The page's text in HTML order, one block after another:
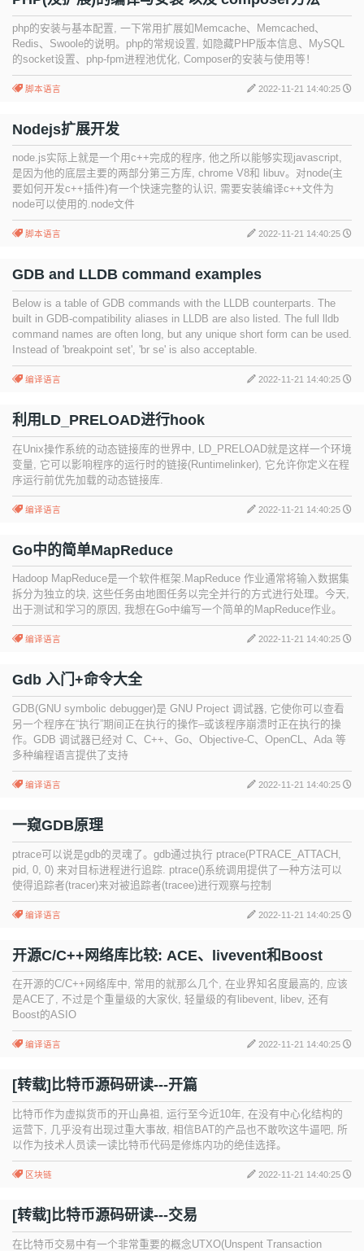
php的安装与基本配置, 一下常用扩展如Memcache、Memcached、
Redis、Swoole的说明。php的常规设置, 如隐藏PHP版本信息、MySQL
的socket设置、php-fpm进程池优化, Composer的安装与使用等！
脚本语言 2022-11-21 14:40:25
Nodejs扩展开发
node.js实际上就是一个用c++完成的程序, 他之所以能够实现javascript,
是因为他的底层主要的两部分第三方库, chrome V8和 libuv。对node(主
要如何开发c++插件)有一个快速完整的认识, 需要安装编译c++文件为
node可以使用的.node文件
脚本语言 2022-11-21 14:40:25
GDB and LLDB command examples
Below is a table of GDB commands with the LLDB counterparts. The
built in GDB-compatibility aliases in LLDB are also listed. The full lldb
command names are often long, but any unique short form can be used.
Instead of 'breakpoint set', 'br se' is also acceptable.
编译语言 2022-11-21 14:40:25
利用LD_PRELOAD进行hook
在Unix操作系统的动态链接库的世界中, LD_PRELOAD就是这样一个环境
变量, 它可以影响程序的运行时的链接(Runtimelinker), 它允许你定义在程
序运行前优先加载的动态链接库.
编译语言 2022-11-21 14:40:25
Go中的简单MapReduce
Hadoop MapReduce是一个软件框架.MapReduce 作业通常将输入数据集
拆分为独立的块, 这些任务由地图任务以完全并行的方式进行处理。今天,
出于测试和学习的原因, 我想在Go中编写一个简单的MapReduce作业。
编译语言 2022-11-21 14:40:25
Gdb 入门+命令大全
GDB(GNU symbolic debugger)是 GNU Project 调试器, 它使你可以查看
另一个程序在“执行”期间正在执行的操作–或该程序崩溃时正在执行的操
作。GDB 调试器已经对 C、C++、Go、Objective-C、OpenCL、Ada 等
多种编程语言提供了支持
编译语言 2022-11-21 14:40:25
一窥GDB原理
ptrace可以说是gdb的灵魂了。gdb通过执行 ptrace(PTRACE_ATTACH,
pid, 0, 0) 来对目标进程进行追踪. ptrace()系统调用提供了一种方法可以
使得追踪者(tracer)来对被追踪者(tracee)进行观察与控制
编译语言 2022-11-21 14:40:25
开源C/C++网络库比较: ACE、livevent和Boost
在开源的C/C++网络库中, 常用的就那么几个, 在业界知名度最高的, 应该
是ACE了, 不过是个重量级的大家伙, 轻量级的有libevent, libev, 还有
Boost的ASIO
编译语言 2022-11-21 14:40:25
[转载]比特币源码研读---开篇
比特币作为虚拟货币的开山鼻祖, 运行至今近10年, 在没有中心化结构的
运营下, 几乎没有出现过重大事故, 相信BAT的产品也不敢吹这牛逼吧, 所
以作为技术人员读一读比特币代码是修炼内功的绝佳选择。
区块链 2022-11-21 14:40:25
[转载]比特币源码研读---交易
在比特币交易中有一个非常重要的概念UTXO(Unspent Transaction